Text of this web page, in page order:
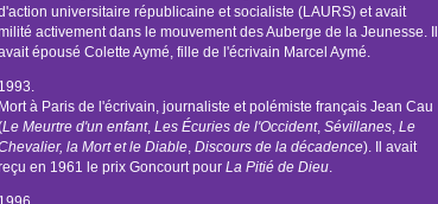
universitaire républicaine et socialiste (LAURS) et avait
activement dans le mouvement des Auberge de la Jeunesse. Il
épousé Colette Aymé, fille de l'écrivain Marcel Aymé.
1993.
Mort à Paris de l'écrivain, journaliste et polémiste français Jean Cau
Le Meurtre d'un enfant, Les Écuries de l'Occident, Sévillanes, Le
la Mort et le Diable, Discours de la décadence). Il avait
en 1961 le prix Goncourt pour La Pitié de Dieu.
1996.